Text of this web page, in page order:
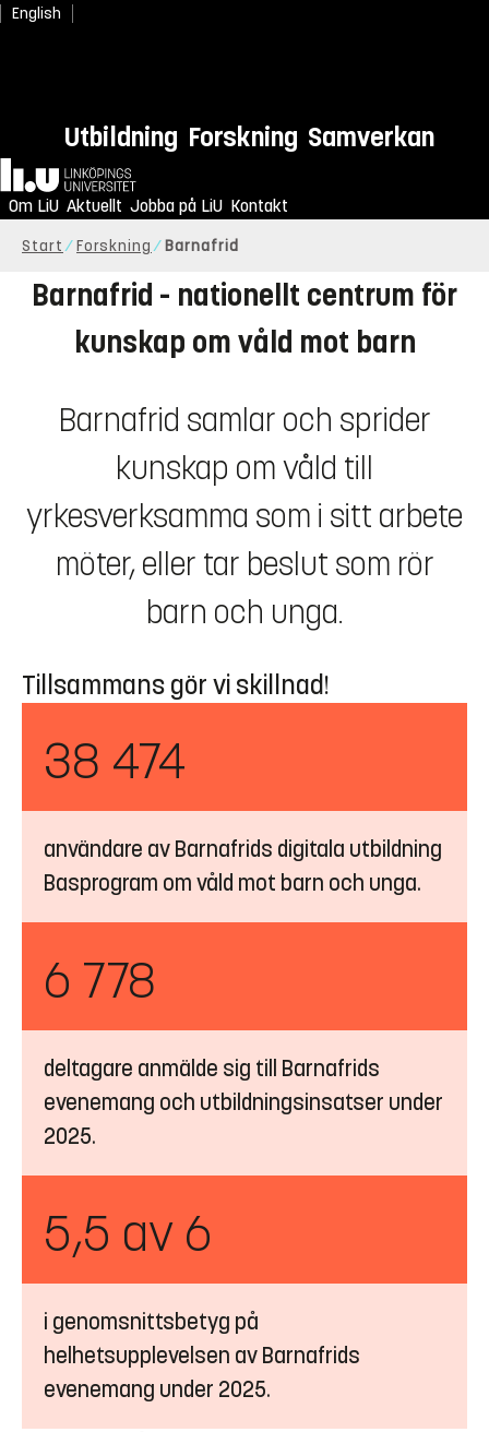
English
Utbildning Forskning Samverkan
Hem
Om LiU Aktuellt Jobba på LiU Kontakt
För en uppväxt fri från våld
Din kunskap gör skillnad!
Start Forskning Barnafrid
Barnafrid - nationellt centrum för
kunskap om våld mot barn
Barnafrid samlar och sprider
kunskap om våld till
yrkesverksamma som i sitt arbete
möter, eller tar beslut som rör
barn och unga.
Tillsammans gör vi skillnad!
38 474
användare av Barnafrids digitala utbildning
Basprogram om våld mot barn och unga.
6 778
deltagare anmälde sig till Barnafrids
evenemang och utbildningsinsatser under
2025.
5,5 av 6
i genomsnittsbetyg på
helhetsupplevelsen av Barnafrids
evenemang under 2025.